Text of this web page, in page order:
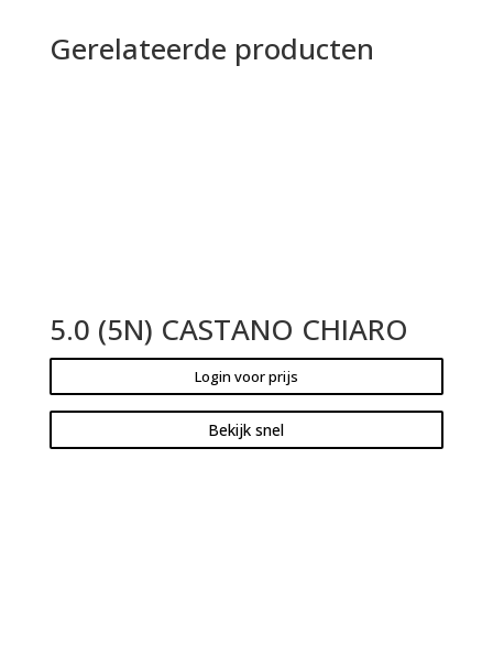
Gerelateerde producten
5.0 (5N) CASTANO CHIARO
Login voor prijs
Bekijk snel